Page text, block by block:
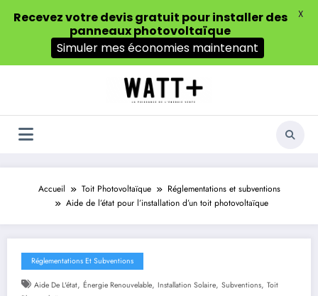
Accueil Toit Photovoltaïque
Réglementations et subventions
Aide de l’état pour l’installation d’un toit photovoltaïque
Réglementations Et Subventions
Aide De L'état, Énergie Renouvelable, Installation Solaire, Subventions, Toit
Recevez votre devis gratuit pour installer des
panneaux photovoltaïque
Simuler mes économies maintenant
X